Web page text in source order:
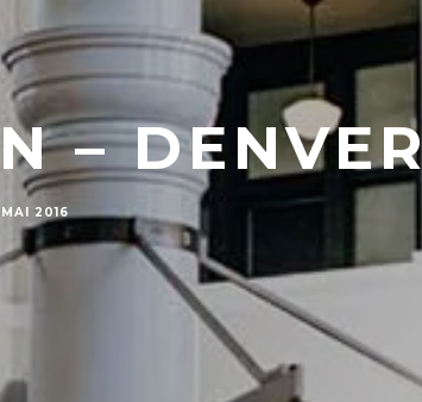
– DENVER
2016